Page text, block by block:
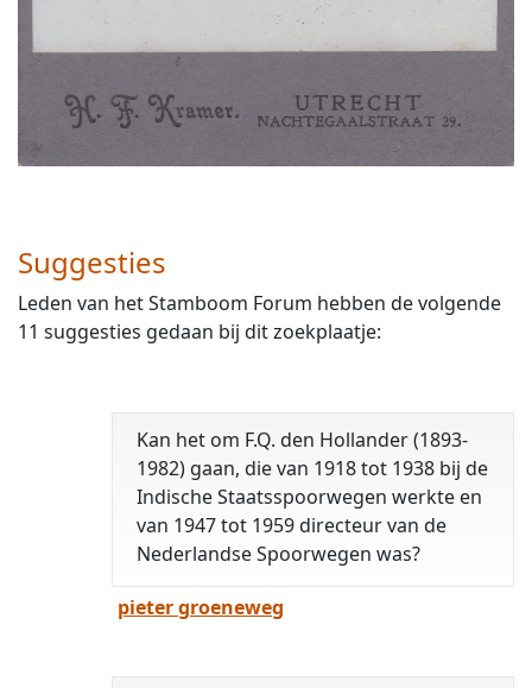
Suggesties
Leden van het Stamboom Forum hebben de volgende
11 suggesties gedaan bij dit zoekplaatje:
Kan het om F.Q. den Hollander (1893-
1982) gaan, die van 1918 tot 1938 bij de
Indische Staatsspoorwegen werkte en
van 1947 tot 1959 directeur van de
Nederlandse Spoorwegen was?
pieter groeneweg